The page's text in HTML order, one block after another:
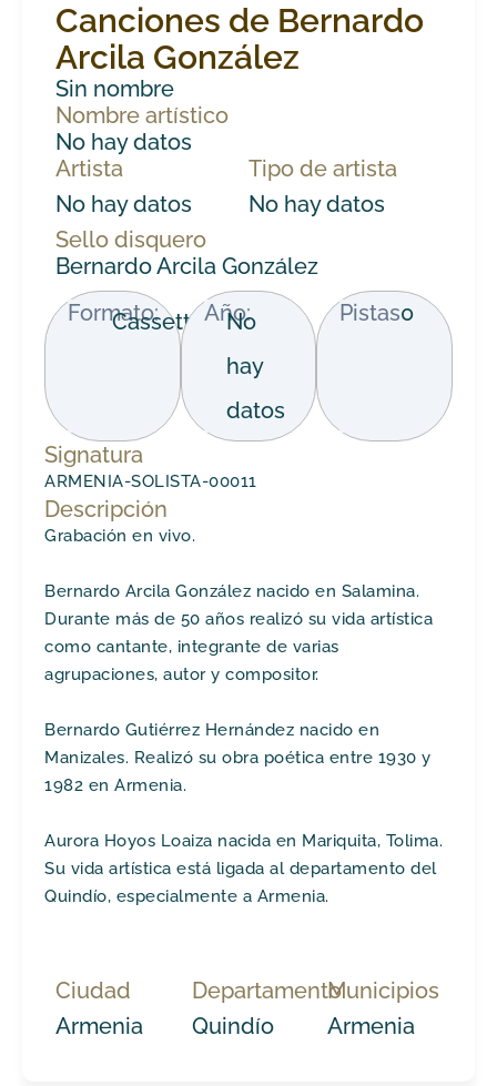
Canciones de Bernardo
Arcila González
Sin nombre
Nombre artístico
No hay datos
Artista
No hay datos
Tipo de artista
No hay datos
Sello disquero
Bernardo Arcila González
Formato:CassetteAño:
No
hay
datos
Pistas0
Signatura
ARMENIA-SOLISTA-00011
Descripción
Grabación en vivo.
Bernardo Arcila González nacido en Salamina.
Durante más de 50 años realizó su vida artística
como cantante, integrante de varias
agrupaciones, autor y compositor.
Bernardo Gutiérrez Hernández nacido en
Manizales. Realizó su obra poética entre 1930 y
1982 en Armenia.
Aurora Hoyos Loaiza nacida en Mariquita, Tolima.
Su vida artística está ligada al departamento del
Quindío, especialmente a Armenia.
Ciudad
Armenia
Departamento
Quindío
Municipios
Armenia